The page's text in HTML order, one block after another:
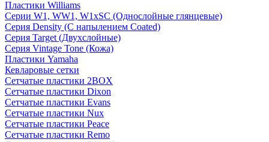
Пластики Williams
Серии W1, WW1, W1xSC (Однослойные глянцевые)
Серия Density (C напылением Coated)
Серия Target (Двухслойные)
Серия Vintage Tone (Кожа)
Пластики Yamaha
Кевларовые сетки
Сетчатые пластики 2BOX
Сетчатые пластики Dixon
Сетчатые пластики Evans
Сетчатые пластики Nux
Сетчатые пластики Peace
Сетчатые пластики Remo